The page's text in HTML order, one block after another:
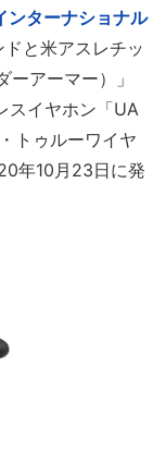
ンターナショナル
ドと米アスレチッ
ーアーマー）」
スイヤホン「UA
トゥルーワイヤ
年10月23日に発